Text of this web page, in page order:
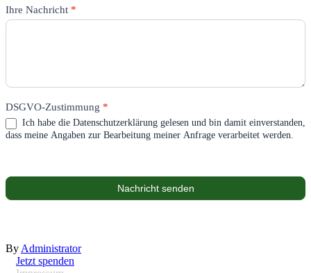
Ihre Nachricht *
DSGVO-Zustimmung *
dass meine Angaben zur Bearbeitung meiner Anfrage verarbeitet werden.
Nachricht senden
By Administrator
Jetzt spenden